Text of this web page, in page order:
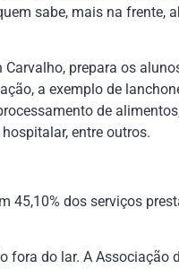
sabe, mais na frente,
prepara os
a exemplo de
de
entre outros.
45,10% dos serviços
fora do lar. A Associação